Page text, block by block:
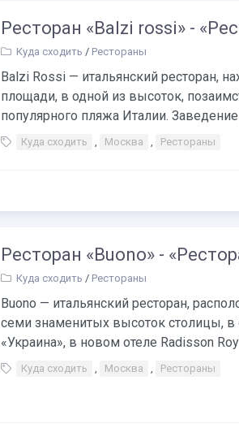
Ресторан «Balzi rossi» -
Куда сходить / Рестораны
Balzi Rossi — итальянский ресторан,
площади, в одной из высоток,
популярного пляжа Италии. Заведение
Куда сходить Москва Рестораны
Ресторан «Buono» -
Куда сходить / Рестораны
Buono — итальянский ресторан,
семи знаменитых высоток столицы, в
«Украина», в новом отеле Radisson
Куда сходить , Москва , Рестораны